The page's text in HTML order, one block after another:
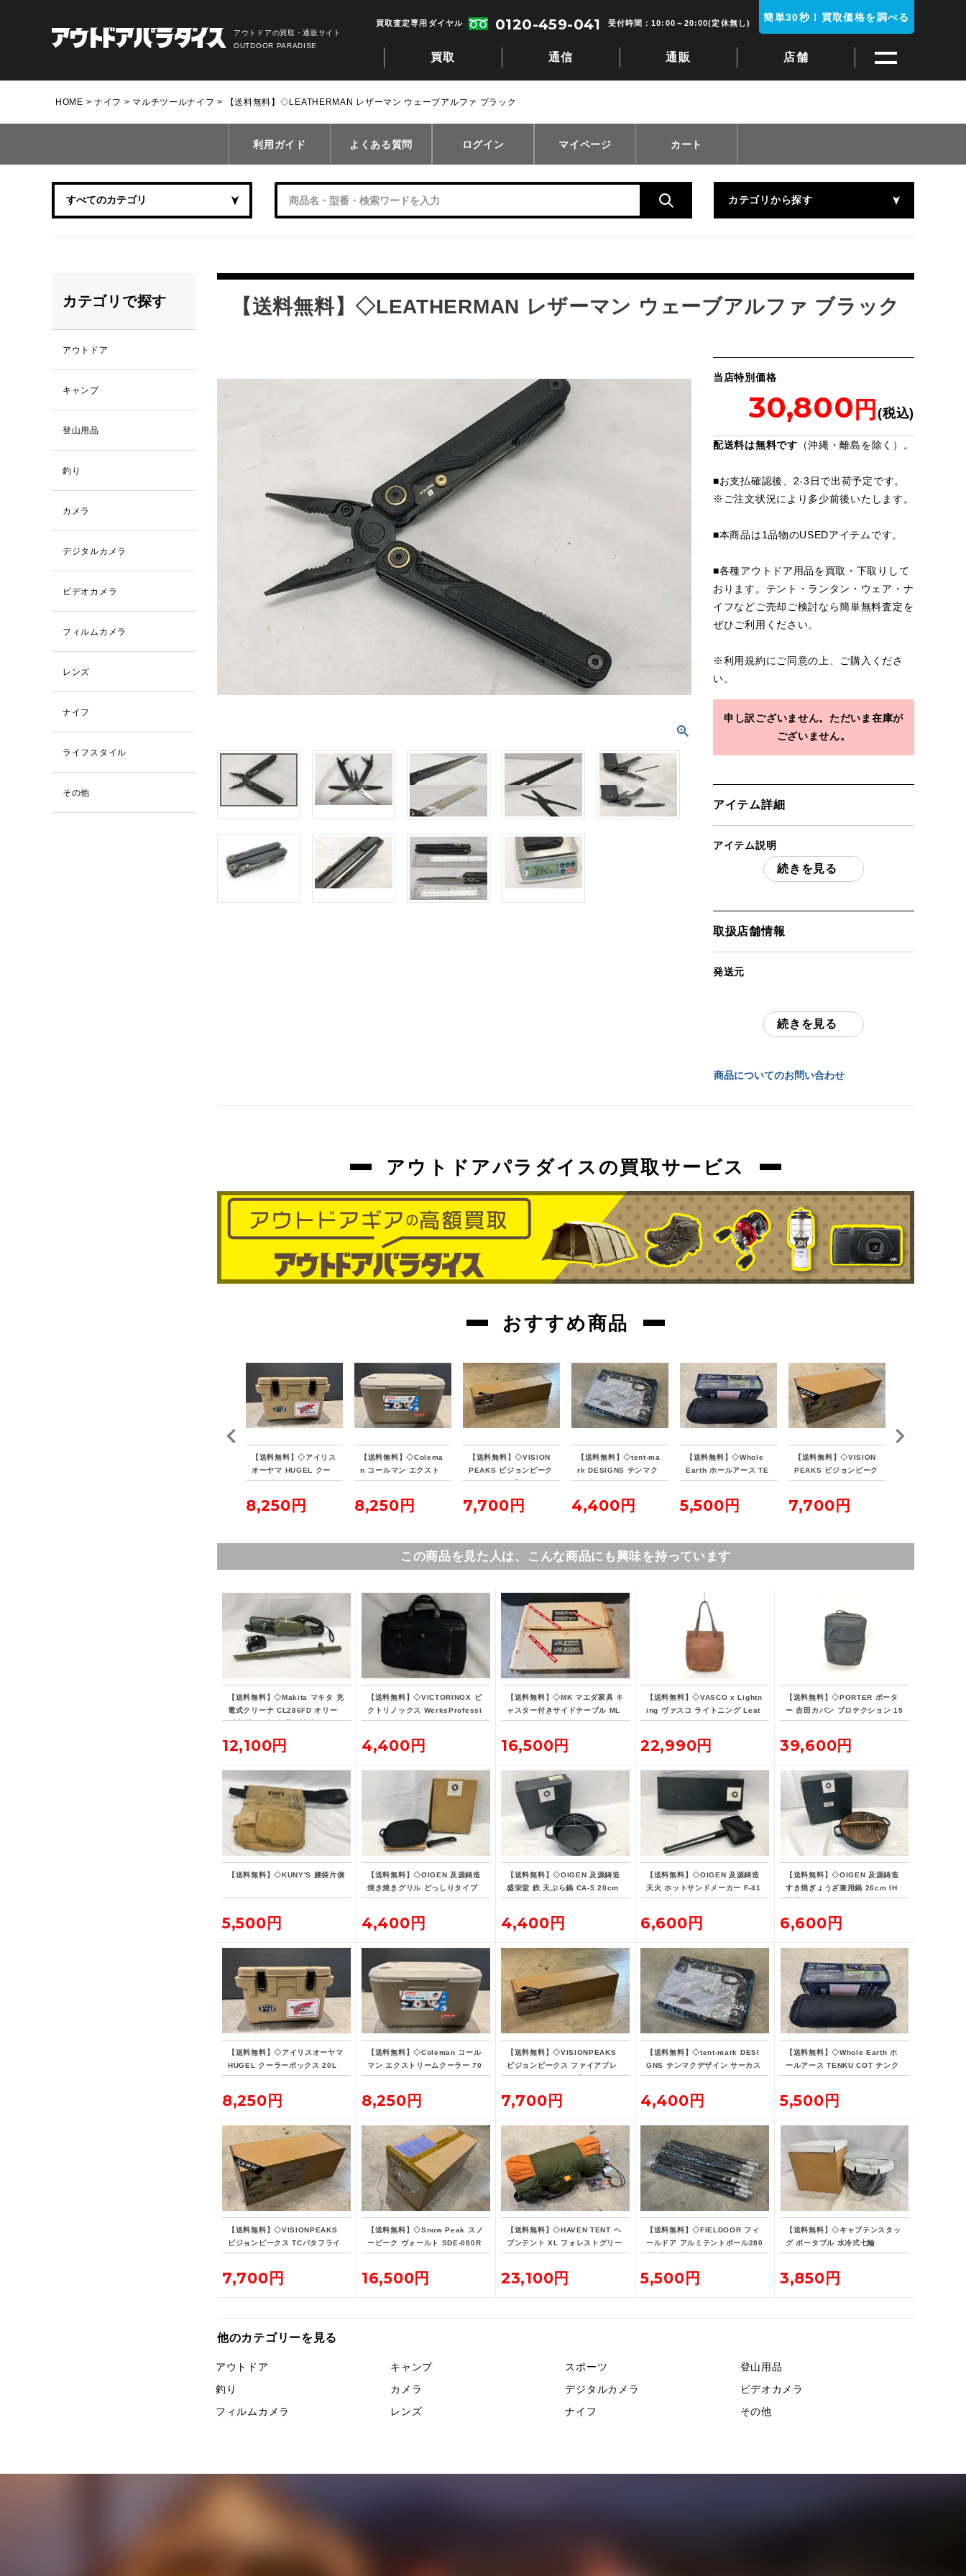
アウトドアの買取・通販サイト
OUTDOOR PARADISE
買取 通信 通販 店舗
買取査定専用ダイヤル 0120-459-041 受付時間：10:00～20:00(定休無し) 簡単30秒！買取価格を調べる
HOME ナイフ マルチツールナイフ 【送料無料】◇LEATHERMAN レザーマン ウェーブアルファ ブラック
利用ガイド よくある質問 ログイン マイページ カート
カテゴリから探す
【送料無料】◇LEATHERMAN レザーマン ウェーブアルファ ブラック
当店特別価格
30,800
配送料は無料です （沖縄・離島を除く）。
■お支払確認後、2-3日で出荷予定です。
※ ご注文状況により多少前後いたします。
■本商品は1品物のUSEDアイテムです。
■各種アウトドア用品を買取・下取りして
おります。テント・ランタン・ウェア・ナ
イフなどご売却ご検討なら簡単無料査定を
ぜひご利用ください。
※利用規約にご同意の上、ご購入くださ
い。
申し訳ございません。ただいま在庫が
ございません。
アイテム詳細
アイテム説明
LEATHERMAN レザーマン ウェーブアル
続きを見る
取扱店舗情報
発送元
続きを見る
商品についてのお問い合わせ
アウトドアパラダイスの買取サービス
おすすめ商品
【送料無料】◇アイリス
オーヤマ HUGEL クー
ラーボックス 20L
8,250円
【送料無料】◇Colema
n コールマン エクスト
リームクーラー 70QT
8,250円
【送料無料】◇VISION
PEAKS ビジョンピーク
ス ファイアプレイス TC
7,700円
【送料無料】◇tent-ma
rk DESIGNS テンマク
デザイン サーカスイン
4,400円
【送料無料】◇Whole
Earth ホールアース TE
NKU COT テンクウコッ
5,500円
【送料無料】◇VISION
PEAKS ビジョンピーク
ス TCバタフライシェル
7,700円
この商品を見た人は、こんな商品にも興味を持っています
【送料無料】◇Makita マキタ 充
電式クリーナ CL286FD オリー
ブ 標準ノズル欠品・社外バッテ
12,100円
【送料無料】◇VICTORINOX ビ
クトリノックス WerksProfessi
onal CORDURA 3WAY 604685
4,400円
【送料無料】◇MK マエダ家具 キ
ャスター付きサイドテーブル ML
E-015
16,500円
【送料無料】◇VASCO x Lightn
ing ヴァスコ ライトニング Leat
her Lover Tote ニベレザー トー
22,990円
【送料無料】◇PORTER ポータ
ー 吉田カバン プロテクション 15
L デイパック リュックサック バ
39,600円
【送料無料】◇KUNY'S 腰袋片側
5,500円
【送料無料】◇OIGEN 及源鋳造
焼き焼きグリル どっしりタイプ
U-33
4,400円
【送料無料】◇OIGEN 及源鋳造
盛栄堂 鉄 天ぷら鍋 CA-5 20cm
4,400円
【送料無料】◇OIGEN 及源鋳造
天火 ホットサンドメーカー F-41
6
6,600円
【送料無料】◇OIGEN 及源鋳造
すき焼ぎょうざ兼用鍋 26cm IH
対応
6,600円
【送料無料】◇アイリスオーヤマ
HUGEL クーラーボックス 20L
8,250円
【送料無料】◇Coleman コール
マン エクストリームクーラー 70
QT タンカラー
8,250円
【送料無料】◇VISIONPEAKS
ビジョンピークス ファイアプレ
イス TCレクタタープ
7,700円
【送料無料】◇tent-mark DESI
GNS テンマクデザイン サーカス
インナーマット 4/5
4,400円
【送料無料】◇Whole Earth ホ
ールアース TENKU COT テンク
ウコット
5,500円
【送料無料】◇VISIONPEAKS
ビジョンピークス TCバタフライ
シェルターSOLO
7,700円
【送料無料】◇Snow Peak スノ
ーピーク ヴォールト SDE-080R
H
16,500円
【送料無料】◇HAVEN TENT ヘ
ブンテント XL フォレストグリー
ン
23,100円
【送料無料】◇FIELDOOR フィ
ールドア アルミテントポール280
4本連結 2本セット
5,500円
【送料無料】◇キャプテンスタッ
グ ポータブル 水冷式七輪
3,850円
他のカテゴリーを見る
アウトドア キャンプ スポーツ
登山用品
釣り
カメラ デジタルカメラ
ビデオカメラ
フィルムカメラ
レンズ ナイフ その他
カテゴリで探す
アウトドア
キャンプ
登山用品
釣り
カメラ
デジタルカメラ
ビデオカメラ
フィルムカメラ
レンズ
ナイフ
ライフスタイル
その他